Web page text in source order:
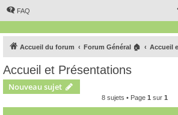
FAQ
Accueil du forum Forum Général 🏠 Accueil
Accueil et Présentations
Nouveau sujet
8 sujets • Page 1 sur 1